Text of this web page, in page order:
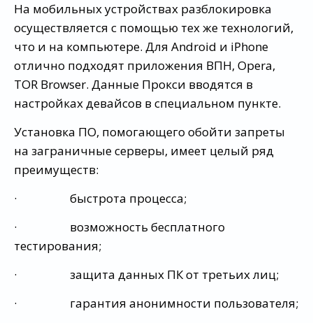
На мобильных устройствах разблокировка
осуществляется с помощью тех же технологий,
что и на компьютере. Для Android и iPhone
отлично подходят приложения ВПН, Opera,
TOR Browser. Данные Прокси вводятся в
настройках девайсов в специальном пункте.
Установка ПО, помогающего обойти запреты
на заграничные серверы, имеет целый ряд
преимуществ:
· быстрота процесса;
· возможность бесплатного
тестирования;
· защита данных ПК от третьих лиц;
· гарантия анонимности пользователя;